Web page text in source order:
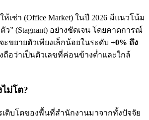
เช่า (Office Market) ในปี 2026 มีแนวโน้ม
ว” (Stagnant) อย่างชัดเจน โดยคาดการณ์
ะขยายตัวเพียงเล็กน้อยในระดับ +0% ถึง
ถือว่าเป็นตัวเลขที่ค่อนข้างต่ำและใกล้
ม่โต?
ติบโตของพื้นที่สำนักงานมาจากทั้งปัจจัย